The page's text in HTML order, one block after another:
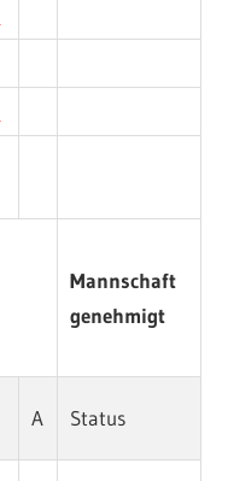
Mannschaft
genehmigt
A Status